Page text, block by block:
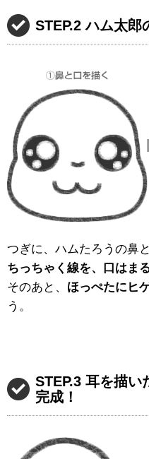
STEP.2 ハム太郎
つぎに、ハムたろうの鼻
ちっちゃく線を、口はま
そのあと、 ほっぺたにヒ
う。
STEP.3 耳を描い
完成！